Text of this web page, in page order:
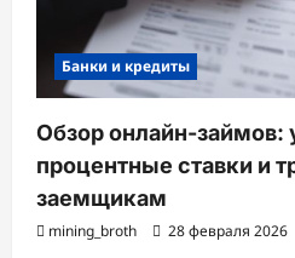
Банки и кредиты
Обзор онлайн-займов:
процентные ставки и
заемщикам
mining_broth 28 февраля 2026